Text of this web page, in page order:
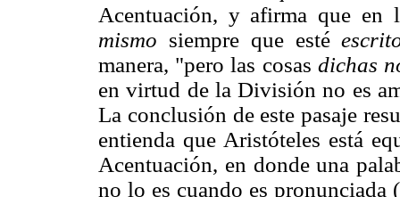
Acentuación, y afirma que en
mismo siempre que esté
manera, "pero las cosas dichas
en virtud de la División no es
La conclusión de este pasaje
entienda que Aristóteles está
Acentuación, en donde una
no lo es cuando es